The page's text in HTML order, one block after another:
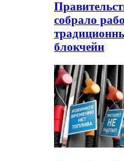
собрало
блокчейн